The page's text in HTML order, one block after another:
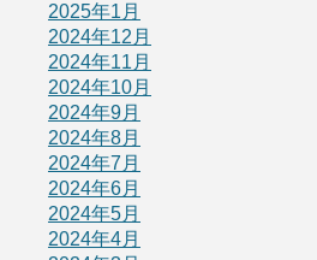
2025年1月
2024年12月
2024年11月
2024年10月
2024年9月
2024年8月
2024年7月
2024年6月
2024年5月
2024年4月